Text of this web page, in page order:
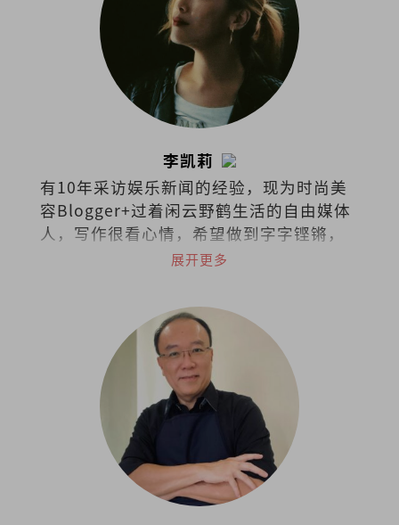
李凯莉
有10年采访娱乐新闻的经验，现为时尚美
容Blogger+过着闲云野鹤生活的自由媒体
人，写作很看心情，希望做到字字铿锵，
展开更多